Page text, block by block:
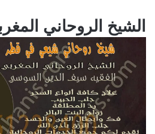
الشيخ الروحاني